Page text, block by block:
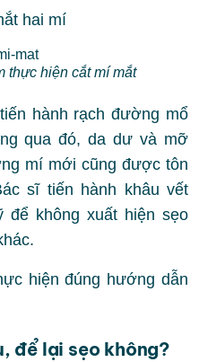
hai mí
thực hiện cắt mí mắt
hành rạch đường mổ
qua đó, da dư và mỡ
mí mới cũng được tôn
sĩ tiến hành khâu vết
để không xuất hiện sẹo
hiện đúng hướng dẫn
để lại sẹo không?